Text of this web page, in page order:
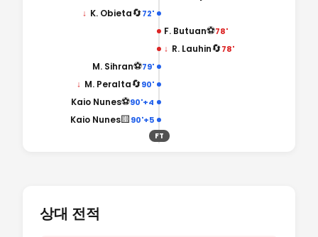
72'
🔄
↓ K. Obieta
F. Butuan⚽78'
↓ R. Lauhin🔄78'
79'
⚽
M. Sihran
90'
🔄
↓ M. Peralta
90'+4
⚽
Kaio Nunes
90'+5
🟨
Kaio Nunes
FT
상대 전적